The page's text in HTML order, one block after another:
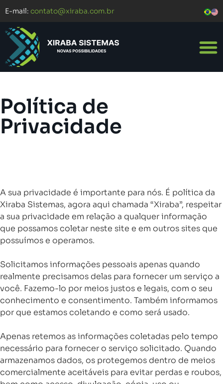
E-mail: contato@xiraba.com.br
Política de
Privacidade
A sua privacidade é importante para nós. É política da
Xiraba Sistemas, agora aqui chamada “Xiraba”, respeitar
a sua privacidade em relação a qualquer informação
que possamos coletar neste site e em outros sites que
possuímos e operamos.
Solicitamos informações pessoais apenas quando
realmente precisamos delas para fornecer um serviço a
você. Fazemo-lo por meios justos e legais, com o seu
conhecimento e consentimento. Também informamos
por que estamos coletando e como será usado.
Apenas retemos as informações coletadas pelo tempo
necessário para fornecer o serviço solicitado. Quando
armazenamos dados, os protegemos dentro de meios
comercialmente aceitáveis ​​para evitar perdas e roubos,